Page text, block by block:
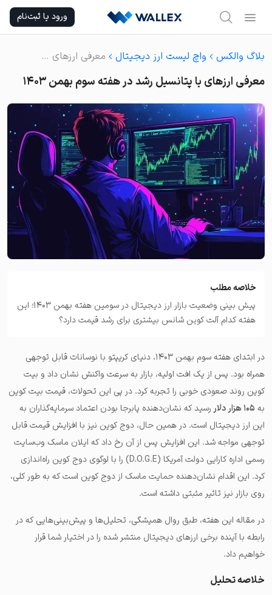
content
ورود یا ثبت‌نام
بلاگ والکس واچ لیست ارز دیجیتال معرفی ارزهای با پتانسیل رشد در هفته سوم بهمن ۱۴۰۳
معرفی ارزهای با پتانسیل رشد در هفته سوم بهمن ۱۴۰۳
خلاصه مطلب
پیش بینی وضعیت بازار ارز دیجیتال در سومین هفته بهمن ۱۴۰۳؛ این
هفته کدام آلت کوین شانس بیشتری برای رشد قیمت دارد؟
در ابتدای هفته سوم بهمن ۱۴۰۳، دنیای کریپتو با نوسانات قابل توجهی
همراه بود. پس از یک افت اولیه، بازار به سرعت واکنش نشان داد و بیت
کوین روند صعودی خوبی را تجربه کرد. در پی این تحولات، قیمت بیت کوین
به ۱۰۵ هزار دلار
رسید که نشان‌دهنده پابرجا بودن اعتماد سرمایه‌گذاران به
این ارز دیجیتال است. در همین حال، دوج کوین نیز با افزایش قیمت قابل
توجهی مواجه شد. این افزایش پس از آن رخ داد که ایلان ماسک وب‌سایت
رسمی اداره کارایی دولت آمریکا (D.O.G.E) را با لوگوی دوج کوین راه‌اندازی
کرد. این اقدام نشان‌دهنده حمایت ماسک از دوج کوین است که به طور کلی،
روی بازار نیز تاثیر مثبتی داشته است.
در مقاله این هفته، طبق روال همیشگی، تحلیل‌ها و پیش‌بینی‌هایی که در
رابطه با آینده برخی ارزهای دیجیتال منتشر شده را در اختیار شما قرار
خواهیم داد.
خلاصه تحلیل